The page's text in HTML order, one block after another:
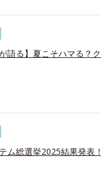
が語る】夏こそハマる？
ム総選挙2025結果発表